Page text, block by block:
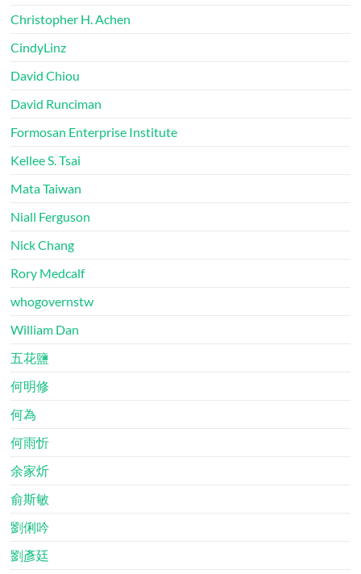
Christopher H. Achen
CindyLinz
David Chiou
David Runciman
Formosan Enterprise Institute
Kellee S. Tsai
Mata Taiwan
Niall Ferguson
Nick Chang
Rory Medcalf
whogovernstw
William Dan
五花鹽
何明修
何為
何雨忻
余家炘
俞斯敏
劉俐吟
劉彥廷